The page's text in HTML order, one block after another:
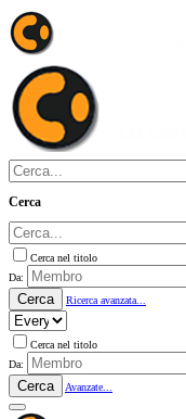
Cerca
Cerca nel titolo
Da:
Cerca Ricerca avanzata...
Cerca nel titolo
Da:
Cerca Avanzate...